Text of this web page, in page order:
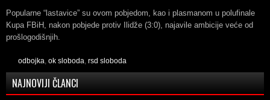
Popularne “lastavice” su ovom pobjedom, kao i plasmanom u polufinale
Kupa FBiH, nakon pobjede protiv Ilidže (3:0), najavile ambicije veće od
prošlogodišnjih.
odbojka, ok sloboda, rsd sloboda
NAJNOVIJI ČLANCI